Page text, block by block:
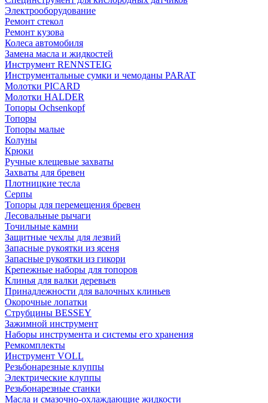
Электрооборудование
Ремонт стекол
Ремонт кузова
Колеса автомобиля
Замена масла и жидкостей
Инструмент RENNSTEIG
Инструментальные сумки и чемоданы PARAT
Молотки PICARD
Молотки HALDER
Топоры Ochsenkopf
Топоры
Топоры малые
Колуны
Крюки
Ручные клещевые захваты
Захваты для бревен
Плотницкие тесла
Серпы
Топоры для перемещения бревен
Лесовальные рычаги
Точильные камни
Защитные чехлы для лезвий
Запасные рукоятки из ясеня
Запасные рукоятки из гикори
Крепежные наборы для топоров
Клинья для валки деревьев
Принадлежности для валочных клиньев
Окорочные лопатки
Струбцины BESSEY
Зажимной инструмент
Наборы инструмента и системы его хранения
Ремкомплекты
Инструмент VOLL
Резьбонарезные клуппы
Электрические клуппы
Резьбонарезные станки
Масла и смазочно-охлаждающие жидкости